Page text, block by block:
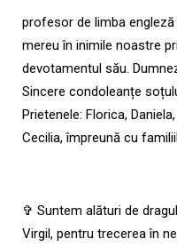
profesor de limba engleză
mereu în inimile noastre
devotamentul său.
Sincere condoleanțe
Prietenele: Florica,
Cecilia, împreună cu
✞ Suntem alături de
Virgil, pentru trecerea în